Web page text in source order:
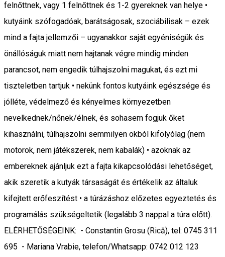
felnőttnek, vagy 1 felnőttnek és 1-2 gyereknek van helye •
kutyáink szófogadóak, barátságosak, szociábilisak – ezek
mind a fajta jellemzői – ugyanakkor saját egyéniségük és
önállóságuk miatt nem hajtanak végre mindig minden
parancsot, nem engedik túlhajszolni magukat, és ezt mi
tiszteletben tartjuk • nekünk fontos kutyáink egészsége és
jólléte, védelmező és kényelmes környezetben
nevelkednek/nőnek/élnek, és sohasem fogjuk őket
kihasználni, túlhajszolni semmilyen okból kifolyólag (nem
motorok, nem játékszerek, nem kabalák) • azoknak az
embereknek ajánljuk ezt a fajta kikapcsolódási lehetőséget,
akik szeretik a kutyák társaságát és értékelik az általuk
kifejtett erőfeszítést • a túrázáshoz előzetes egyeztetés és
programálás szükségeltetik (legalább 3 nappal a túra előtt).
ELÉRHETŐSÉGEINK: - Constantin Grosu (Rică), tel: 0745 311
695 - Mariana Vrabie, telefon/Whatsapp: 0742 012 123